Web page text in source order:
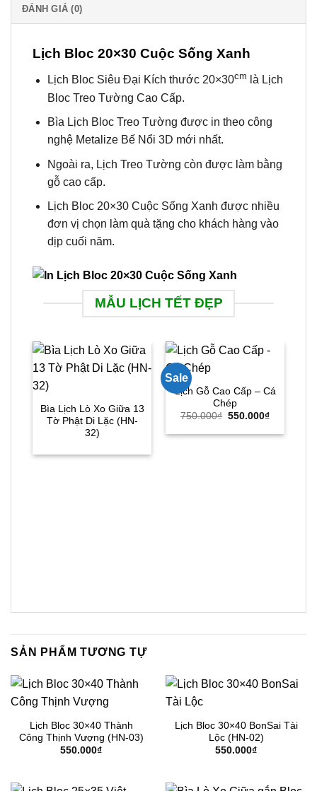
ĐÁNH GIÁ (0)
Lịch Bloc 20×30 Cuộc Sống Xanh
Lịch Bloc Siêu Đại Kích thước 20×30cm là Lịch
Bloc Treo Tường Cao Cấp.
Bìa Lịch Bloc Treo Tường được in theo công
nghệ Metalize Bế Nổi 3D mới nhất.
Ngoài ra, Lịch Treo Tường còn được làm bằng
gỗ cao cấp.
Lịch Bloc 20×30 Cuộc Sống Xanh được nhiều
đơn vị chọn làm quà tặng cho khách hàng vào
dịp cuối năm.
MẪU LỊCH TẾT ĐẸP
Bìa Lịch Lò Xo Giữa 13
Tờ Phật Di Lặc (HN-
32)
Sale
Lịch Gỗ Cao Cấp – Cá
Chép
750.000₫ Giá
là:
550.000₫Giá
tại
SẢN PHẨM TƯƠNG TỰ
Lịch Bloc 30×40 Thành
Công Thịnh Vượng (HN-03)
550.000₫
Lịch Bloc 30×40 BonSai Tài
Lộc (HN-02)
550.000₫